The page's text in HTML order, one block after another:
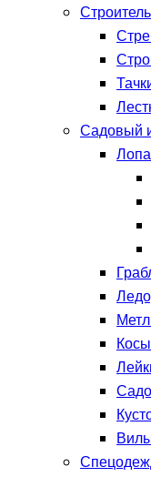
Садовый
Косы